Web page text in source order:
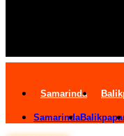
Samarinda
Samarinda